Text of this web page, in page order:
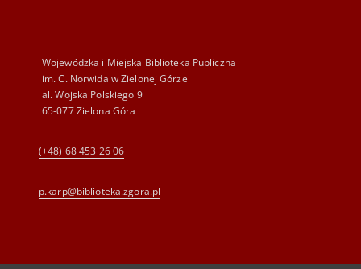
Wojewódzka i Miejska Biblioteka Publiczna
im. C. Norwida w Zielonej Górze
al. Wojska Polskiego 9
65-077 Zielona Góra
(+48) 68 453 26 06
p.karp@biblioteka.zgora.pl